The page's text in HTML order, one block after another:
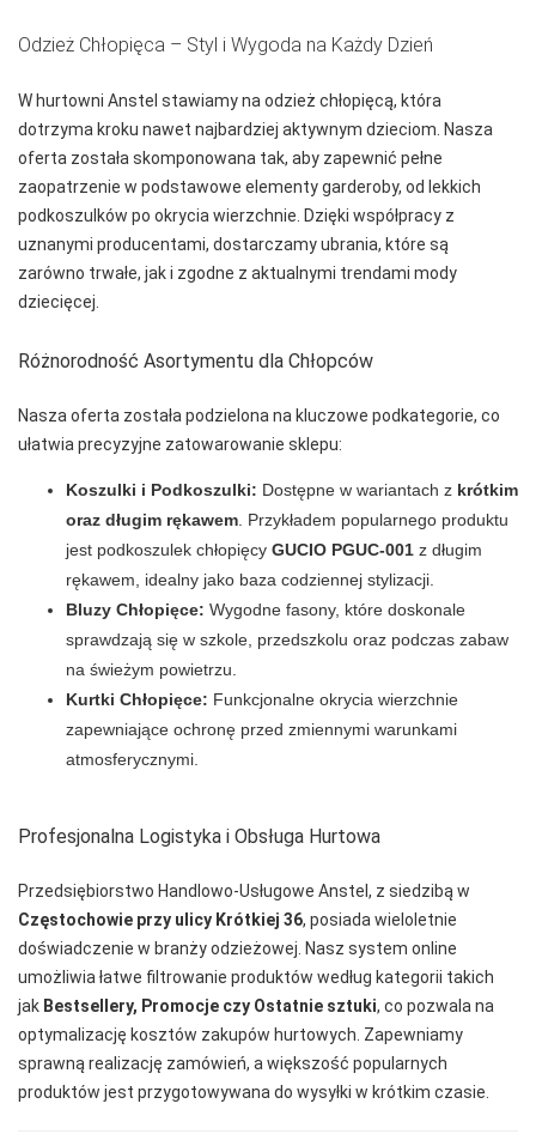
DONNA
DONNA BC
DOROTA
DUET
DUETBABY
EGA
EMILI
EWLON
FERNAND PERIL
FIORE
FUN-POL
FUNNY-DAY
GABIDAR
GABRIELLA
GAIA
GATTA
GIULIA
GOLDEN LADY
GONA
GORSENIA
GORTEKS
Odzież Chłopięca – Styl i Wygoda na Każdy Dzień
W hurtowni Anstel stawiamy na odzież chłopięcą, która
dotrzyma kroku nawet najbardziej aktywnym dzieciom. Nasza
oferta została skomponowana tak, aby zapewnić pełne
zaopatrzenie w podstawowe elementy garderoby, od lekkich
podkoszulków po okrycia wierzchnie. Dzięki współpracy z
uznanymi producentami, dostarczamy ubrania, które są
zarówno trwałe, jak i zgodne z aktualnymi trendami mody
dziecięcej.
Różnorodność Asortymentu dla Chłopców
Nasza oferta została podzielona na kluczowe podkategorie, co
ułatwia precyzyjne zatowarowanie sklepu:
Koszulki i Podkoszulki: Dostępne w wariantach z krótkim
oraz długim rękawem . Przykładem popularnego produktu
jest podkoszulek chłopięcy GUCIO PGUC-001 z długim
rękawem, idealny jako baza codziennej stylizacji.
Bluzy Chłopięce: Wygodne fasony, które doskonale
sprawdzają się w szkole, przedszkolu oraz podczas zabaw
na świeżym powietrzu.
Kurtki Chłopięce: Funkcjonalne okrycia wierzchnie
zapewniające ochronę przed zmiennymi warunkami
atmosferycznymi.
Profesjonalna Logistyka i Obsługa Hurtowa
Przedsiębiorstwo Handlowo-Usługowe Anstel, z siedzibą w
Częstochowie przy ulicy Krótkiej 36, posiada wieloletnie
doświadczenie w branży odzieżowej. Nasz system online
umożliwia łatwe filtrowanie produktów według kategorii takich
jak Bestsellery, Promocje czy Ostatnie sztuki, co pozwala na
optymalizację kosztów zakupów hurtowych. Zapewniamy
sprawną realizację zamówień, a większość popularnych
produktów jest przygotowywana do wysyłki w krótkim czasie.